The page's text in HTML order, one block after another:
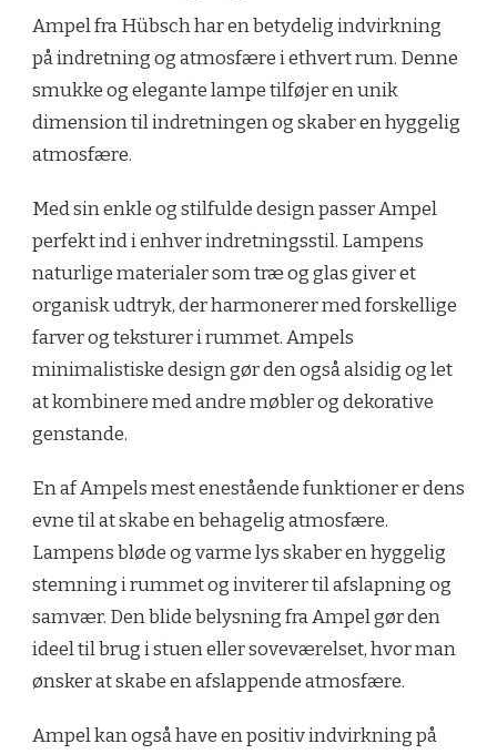
Ampel fra Hübsch har en betydelig indvirkning
på indretning og atmosfære i ethvert rum. Denne
smukke og elegante lampe tilføjer en unik
dimension til indretningen og skaber en hyggelig
atmosfære.
Med sin enkle og stilfulde design passer Ampel
perfekt ind i enhver indretningsstil. Lampens
naturlige materialer som træ og glas giver et
organisk udtryk, der harmonerer med forskellige
farver og teksturer i rummet. Ampels
minimalistiske design gør den også alsidig og let
at kombinere med andre møbler og dekorative
genstande.
En af Ampels mest enestående funktioner er dens
evne til at skabe en behagelig atmosfære.
Lampens bløde og varme lys skaber en hyggelig
stemning i rummet og inviterer til afslapning og
samvær. Den blide belysning fra Ampel gør den
ideel til brug i stuen eller soveværelset, hvor man
ønsker at skabe en afslappende atmosfære.
Ampel kan også have en positiv indvirkning på